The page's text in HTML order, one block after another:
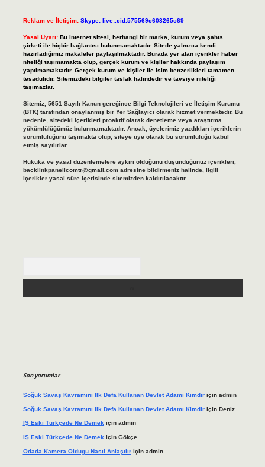
Reklam ve İletişim: Skype: live:.cid.575569c608265c69
Yasal Uyarı: Bu internet sitesi, herhangi bir marka, kurum veya şahıs
şirketi ile hiçbir bağlantısı bulunmamaktadır. Sitede yalnızca kendi
hazırladığımız makaleler paylaşılmaktadır. Burada yer alan içerikler haber
niteliği taşımamakta olup, gerçek kurum ve kişiler hakkında paylaşım
yapılmamaktadır. Gerçek kurum ve kişiler ile isim benzerlikleri tamamen
tesadüfidir. Sitemizdeki bilgiler taslak halindedir ve tavsiye niteliği
taşımazlar.
Sitemiz, 5651 Sayılı Kanun gereğince Bilgi Teknolojileri ve İletişim Kurumu
(BTK) tarafından onaylanmış bir Yer Sağlayıcı olarak hizmet vermektedir. Bu
nedenle, sitedeki içerikleri proaktif olarak denetleme veya araştırma
yükümlülüğümüz bulunmamaktadır. Ancak, üyelerimiz yazdıkları içeriklerin
sorumluluğunu taşımakta olup, siteye üye olarak bu sorumluluğu kabul
etmiş sayılırlar.
Hukuka ve yasal düzenlemelere aykırı olduğunu düşündüğünüz içerikleri,
backlinkpanelicomtr@gmail.comadresine bildirmeniz halinde, ilgili
içerikler yasal süre içerisinde sitemizden kaldırılacaktır.
Son yorumlar
Soğuk Savaş Kavramını Ilk Defa Kullanan Devlet Adamı Kimdiriçin admin
Soğuk Savaş Kavramını Ilk Defa Kullanan Devlet Adamı Kimdiriçin Deniz
İŞ Eski Türkçede Ne Demekiçin admin
İŞ Eski Türkçede Ne Demek için Gökçe
Odada Kamera Oldugu Nasıl Anlaşılıriçin admin